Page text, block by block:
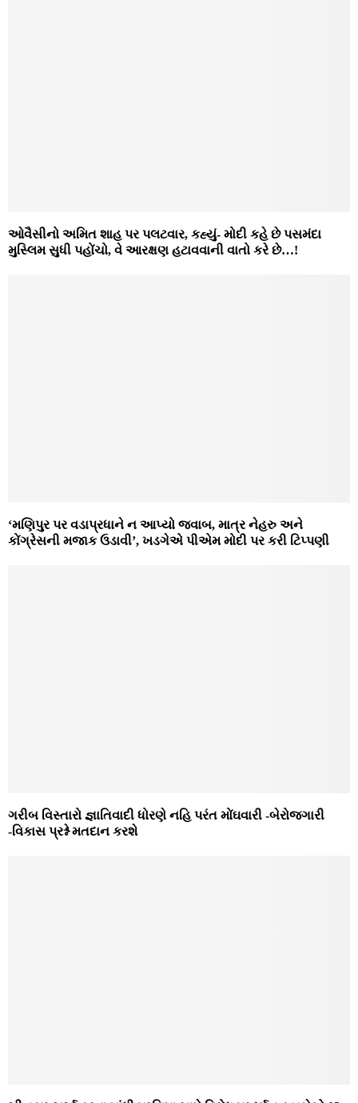
ઓવૈસીનો અમિત શાહ પર પલટવાર, કહ્યું- મોદી કહે છે પસમંદા
મુસ્લિમ સુધી પહોંચો, વે આરક્ષણ હટાવવાની વાતો કરે છે…!
‘મણિપુર પર વડાપ્રધાને ન આપ્યો જવાબ, માત્ર નેહરુ અને
કોંગ્રેસની મજાક ઉડાવી’, ખડગેએ પીએમ મોદી પર કરી ટિપ્પણી
ગરીબ વિસ્તારો જ્ઞાતિવાદી ધોરણે નહિ પરંત મોંઘવારી -બેરોજગારી
-વિકાસ પ્રશ્ને મતદાન કરશે